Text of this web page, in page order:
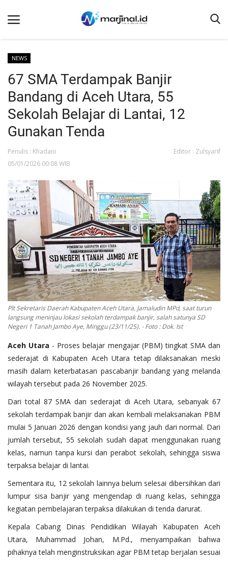
Beranda
NEWS
Redaksi
EDUKASI
SOSOK
WISATA
LENSA
ADVETORIAL
OPINI
Kontak
GALERI
Ketentuan dan Layanan
Pedoman Media Siber
Alamat Kami
Tentang Kami
Daftar
NEWS
67 SMA Terdampak Banjir
Bandang di Aceh Utara, 55
Sekolah Belajar di Lantai, 12
Gunakan Tenda
Penulis : Khadani
Editor : Zulsyarif
05/01/2026 00:08 WIB
Plt Sekretaris Daerah Kabupaten Aceh Utara, Jamaludin MPd, saat turun
langsung meninjau lokasi sekolah terdampak banjir, salah satunya SD
Negeri 1 Tanah Jambo Aye, Minggu (23/11/25). - Foto : Dok. Ist
Aceh Utara - Proses belajar mengajar (PBM) tingkat SMA dan
sederajat di Kabupaten Aceh Utara tetap dilaksanakan meski
masih dalam keterbatasan pascabanjir bandang yang melanda
wilayah tersebut pada 26 November 2025.
Dari total 87 SMA dan sederajat di Aceh Utara, sebanyak 67
sekolah terdampak banjir dan akan kembali melaksanakan PBM
mulai 5 Januari 2026 dengan kondisi yang jauh dari normal. Dari
jumlah tersebut, 55 sekolah sudah dapat menggunakan ruang
kelas, namun tanpa kursi dan perabot sekolah, sehingga siswa
terpaksa belajar di lantai.
Sementara itu, 12 sekolah lainnya belum selesai dibersihkan dari
lumpur sisa banjir yang mengendap di ruang kelas, sehingga
kegiatan pembelajaran terpaksa dilakukan di tenda darurat.
Kepala Cabang Dinas Pendidikan Wilayah Kabupaten Aceh
Utara, Muhammad Johan, M.Pd., menyampaikan bahwa
pihaknya telah menginstruksikan agar PBM tetap berjalan sesuai